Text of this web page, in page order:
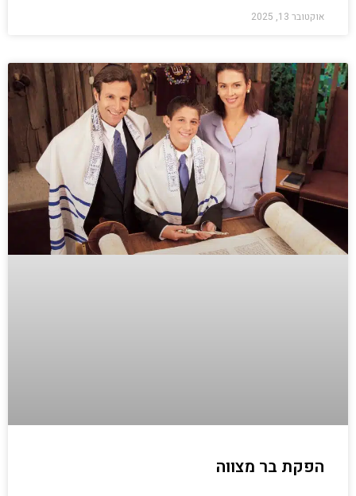
אוקטובר 13, 2025
הפקת בר מצווה